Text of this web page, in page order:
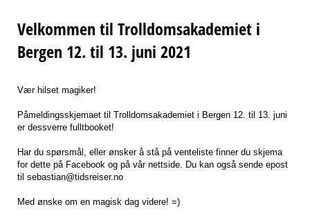
Velkommen til Trolldomsakademiet i
Bergen 12. til 13. juni 2021
Vær hilset magiker!
Påmeldingsskjemaet til Trolldomsakademiet i Bergen 12. til 13. juni
er dessverre fulltbooket!
Har du spørsmål, eller ønsker å stå på venteliste finner du skjema
for dette på Facebook og på vår nettside. Du kan også sende epost
til sebastian@tidsreiser.no
Med ønske om en magisk dag videre! =)